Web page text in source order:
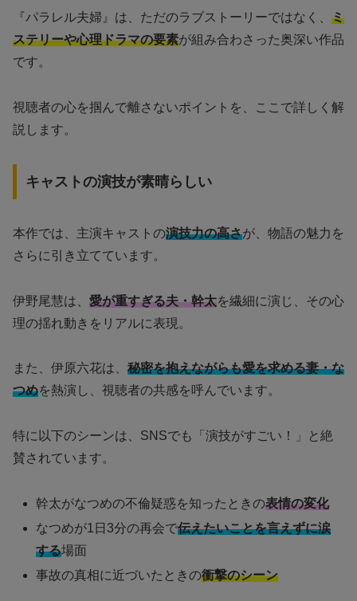
『パラレル夫婦』は、ただのラブストーリーではなく、 ミ
ステリーや心理ドラマの要素が組み合わさった奥深い作品
です。
視聴者の心を掴んで離さないポイントを、ここで詳しく解
説します。
キャストの演技が素晴らしい
本作では、主演キャストの演技力の高さが、物語の魅力を
さらに引き立てています。
伊野尾慧は、 愛が重すぎる夫・幹太を繊細に演じ、その心
理の揺れ動きをリアルに表現。
また、伊原六花は、 秘密を抱えながらも愛を求める妻・な
つめを熱演し、視聴者の共感を呼んでいます。
特に以下のシーンは、SNSでも「演技がすごい！」と絶
賛されています。
幹太がなつめの不倫疑惑を知ったときの表情の変化
なつめが1日3分の再会で伝えたいことを言えずに涙
する場面
事故の真相に近づいたときの衝撃のシーン